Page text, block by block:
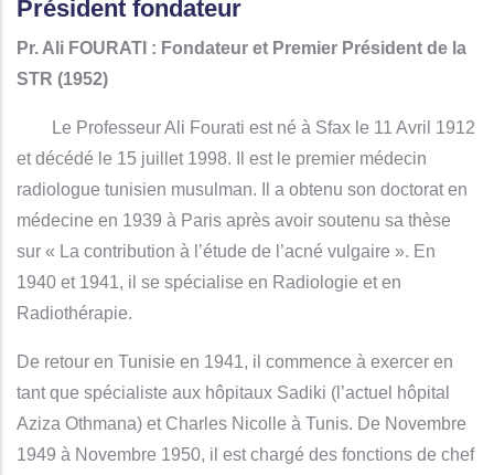
Président fondateur
Pr. Ali FOURATI : Fondateur et Premier Président de la
STR (1952)
Le Professeur Ali Fourati est né à Sfax le 11 Avril 1912
et décédé le 15 juillet 1998. Il est le premier médecin
radiologue tunisien musulman. Il a obtenu son doctorat en
médecine en 1939 à Paris après avoir soutenu sa thèse
sur « La contribution à l’étude de l’acné vulgaire ». En
1940 et 1941, il se spécialise en Radiologie et en
Radiothérapie.
De retour en Tunisie en 1941, il commence à exercer en
tant que spécialiste aux hôpitaux Sadiki (l’actuel hôpital
Aziza Othmana) et Charles Nicolle à Tunis. De Novembre
1949 à Novembre 1950, il est chargé des fonctions de chef